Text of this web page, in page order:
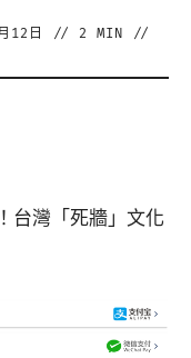
12日 // 2
MIN //
台灣「死牆」文化